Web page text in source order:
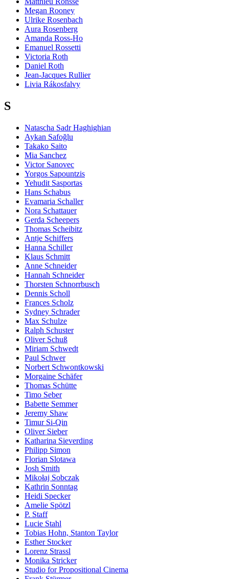
Megan Rooney
Ulrike Rosenbach
Aura Rosenberg
Amanda Ross-Ho
Emanuel Rossetti
Victoria Roth
Daniel Roth
Jean-Jacques Rullier
Livia Rákosfalvy
S
Natascha Sadr Haghighian
Aykan Safoğlu
Takako Saito
Mia Sanchez
Victor Sanovec
Yorgos Sapountzis
Yehudit Sasportas
Hans Schabus
Evamaria Schaller
Nora Schattauer
Gerda Scheepers
Thomas Scheibitz
Antje Schiffers
Hanna Schiller
Klaus Schmitt
Anne Schneider
Hannah Schneider
Thorsten Schnorrbusch
Dennis Scholl
Frances Scholz
Sydney Schrader
Max Schulze
Ralph Schuster
Oliver Schuß
Miriam Schwedt
Paul Schwer
Norbert Schwontkowski
Morgaine Schäfer
Thomas Schütte
Timo Seber
Babette Semmer
Jeremy Shaw
Timur Si-Qin
Oliver Sieber
Katharina Sieverding
Philipp Simon
Florian Slotawa
Josh Smith
Mikołaj Sobczak
Kathrin Sonntag
Heidi Specker
Amelie Spötzl
P. Staff
Lucie Stahl
Tobias Hohn, Stanton Taylor
Esther Stocker
Lorenz Strassl
Monika Stricker
Studio for Propositional Cinema